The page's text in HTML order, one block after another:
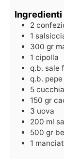
Ingredienti
2
1
300 gr
1 cipolla
q.b. sale
q.b.
5
150 gr
3 uova
200 ml
500 gr
1